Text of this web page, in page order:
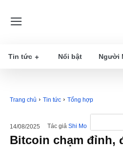
Tin tức Nổi bật Người
Trang chủ Tin tức Tổng hợp
14/08/2025 Tác giả Shi Mo
Bitcoin chạm đỉnh,